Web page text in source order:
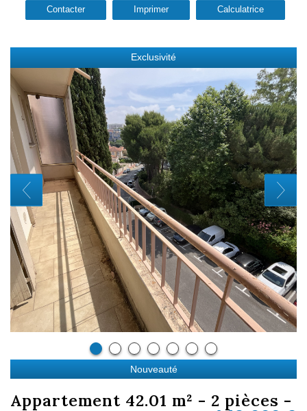
Contacter Imprimer Calculatrice
Exclusivité
Nouveauté
appartement 42.01 m² - 2 pièces -